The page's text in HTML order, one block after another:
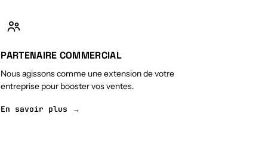
PARTENAIRE COMMERCIAL
Nous agissons comme une extension de votre
entreprise pour booster vos ventes.
En savoir plus →